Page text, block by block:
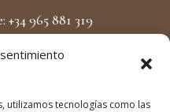
utilizamos tecnologías como las
965 881 319
Contacto